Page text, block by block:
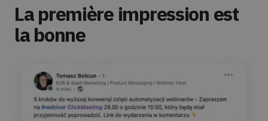
La première impression est
la bonne